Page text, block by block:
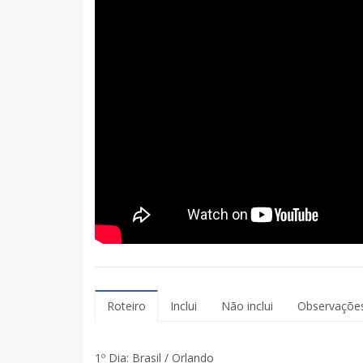
Roteiro Inclui Não inclui
1º Dia: Brasil / Orlando